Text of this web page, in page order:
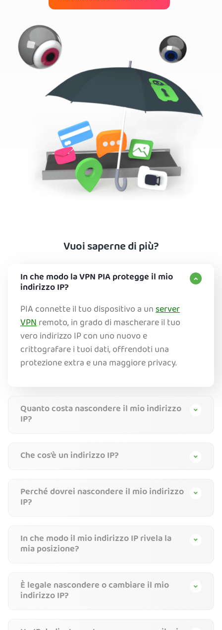
Vuoi saperne di più?
In che modo la VPN PIA protegge il mio
indirizzo IP?
PIA connette il tuo dispositivo a unserver
VPNremoto, in grado di mascherare il tuo
vero indirizzo IP con uno nuovo e
crittografare i tuoi dati, offrendoti una
protezione extra e una maggiore privacy.
Quanto costa nascondere il mio indirizzo
IP?
Che cos'è un indirizzo IP?
Perché dovrei nascondere il mio indirizzo
IP?
In che modo il mio indirizzo IP rivela la
mia posizione?
È legale nascondere o cambiare il mio
indirizzo IP?